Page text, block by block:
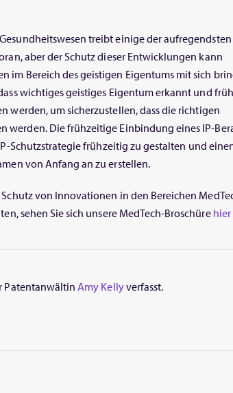
treibt einige der aufregendsten
aber der Schutz dieser Entwicklungen kann
im Bereich des geistigen Eigentums mit sich
wichtiges geistiges Eigentum erkannt und
werden, um sicherzustellen, dass die richtigen
werden. Die frühzeitige Einbindung eines IP-
Schutzstrategie frühzeitig zu gestalten und
von Anfang an zu erstellen.
von Innovationen in den Bereichen
sehen Sie sich unsere MedTech-Broschüre hier
Patentanwältin Amy Kellyverfasst.